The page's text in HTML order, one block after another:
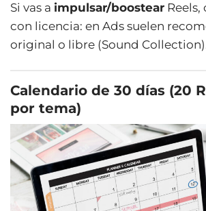
Si vas a impulsar/boostear
con licencia: en Ads suelen
original o libre (Sound
Calendario de 30 días (20
por tema)